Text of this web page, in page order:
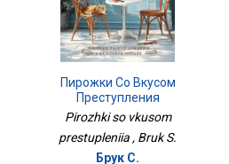
Пирожки Со Вкусом
Преступления
Pirozhki so vkusom
prestupleniia , Bruk S.
Брук С.